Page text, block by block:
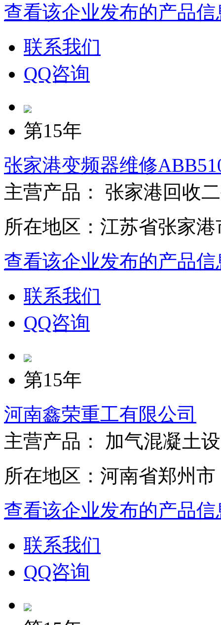
查看该企业发布的产品信
联系我们
QQ咨询
第15年
张家港变频器维修
主营产品： 张家港回收
所在地区：江苏省张家港
查看该企业发布的产品信
联系我们
QQ咨询
第15年
河南鑫荣重工有限公司
主营产品： 加气混凝土
所在地区：河南省郑州市
查看该企业发布的产品信
联系我们
QQ咨询